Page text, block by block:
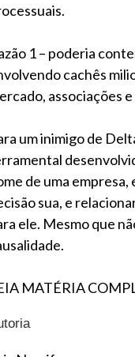
1 – poderia
cachês
associações
um inimigo de
de uma
sua, e
ele. Mesmo que
MATÉRIA